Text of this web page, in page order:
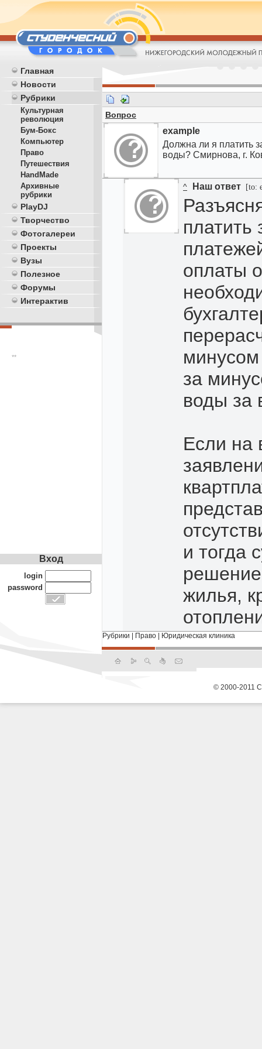
Главная
Новости
Рубрики
Культурная
революция
Бум-Бокс
Компьютер
Право
Путешествия
HandMade
Архивные
рубрики
PlayDJ
Творчество
Фотогалереи
Проекты
Вузы
Полезное
Форумы
Интерактив
**
Вопрос
example
Должна ли я платить
воды? Смирнова, г.
^ Наш ответ [to:
платить
оплаты
за
воды за
Если на
и тогда
жилья,
Рубрики Право Юридическая клиника
Вход
login
password
© 2000-2011